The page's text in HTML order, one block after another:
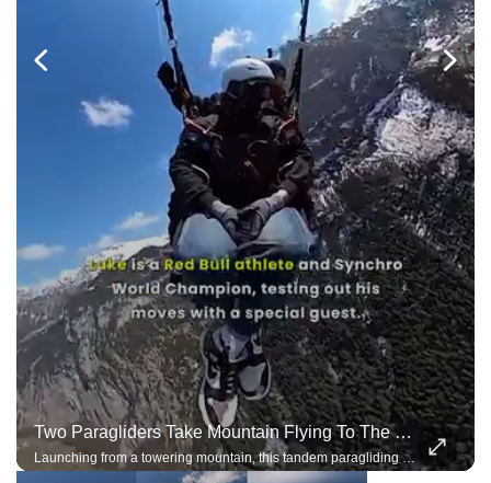
Two Paragliders Take Mountain Flying To The Next Level
Launching from a towering mountain, this tandem paragliding team performs breathtaking acro maneuvers under a single wing, demonstrating incredible trust, precision, and control.